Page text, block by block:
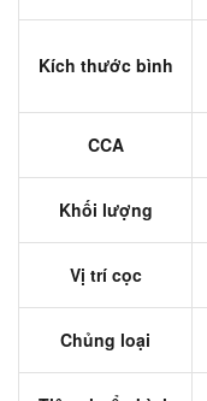
Kích thước bình
CCA
Khối lượng
Vị trí cọc
Chủng loại